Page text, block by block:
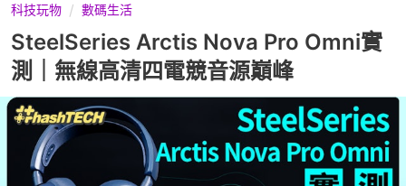
科技玩物 數碼生活
SteelSeries Arctis Nova Pro Omni實
測｜無線高清四電競音源巔峰